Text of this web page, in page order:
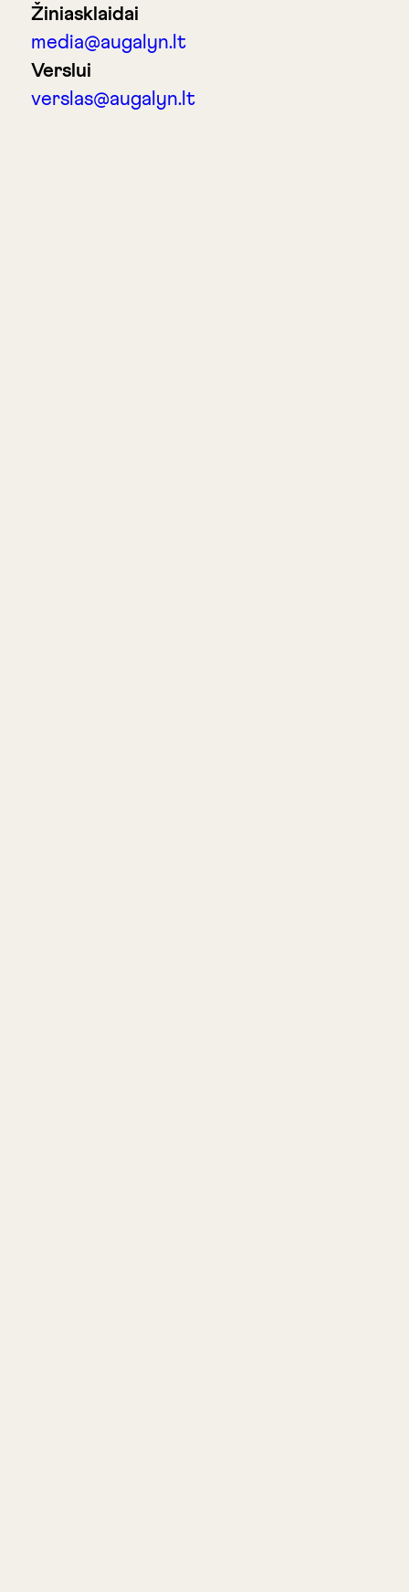
Žiniasklaidai
media@augalyn.lt
Verslui
verslas@augalyn.lt